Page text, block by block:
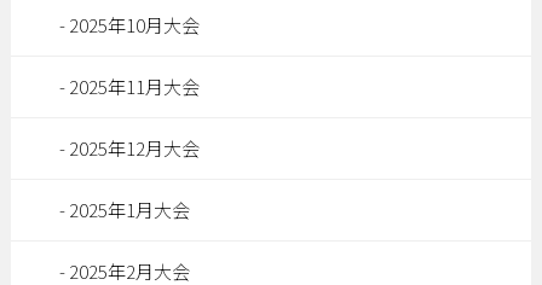
2025年10月大会
2025年11月大会
2025年12月大会
2025年1月大会
2025年2月大会